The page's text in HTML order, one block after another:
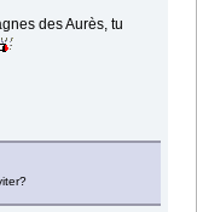
des Aurès, tu